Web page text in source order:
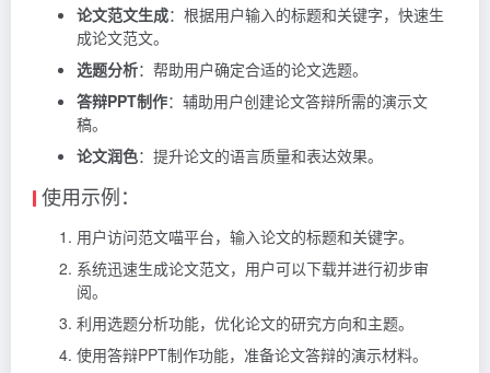
论文范文生成：根据用户输入的标题和关键字，快速生
成论文范文。
选题分析：帮助用户确定合适的论文选题。
答辩PPT制作：辅助用户创建论文答辩所需的演示文
稿。
论文润色：提升论文的语言质量和表达效果。
使用示例：
用户访问范文喵平台，输入论文的标题和关键字。
系统迅速生成论文范文，用户可以下载并进行初步审
阅。
利用选题分析功能，优化论文的研究方向和主题。
使用答辩PPT制作功能，准备论文答辩的演示材料。